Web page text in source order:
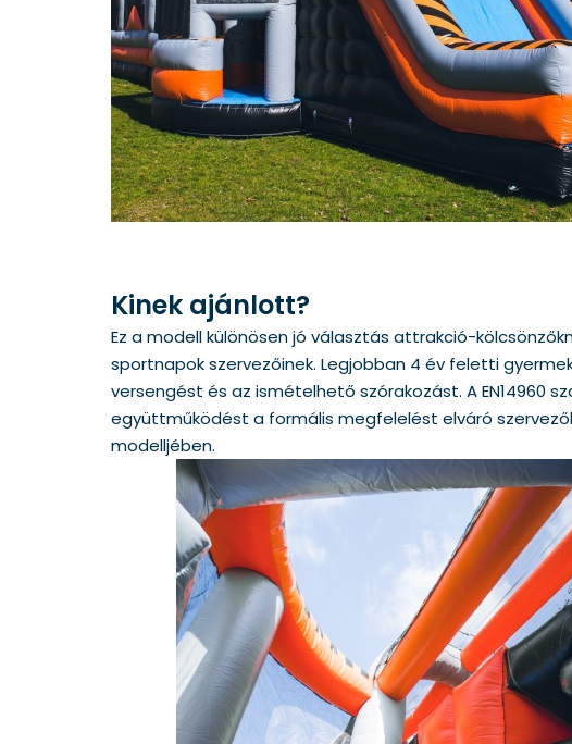
Kinek ajánlott?
Ez a modell különösen jó választás attrakció-
sportnapok szervezőinek. Legjobban 4 év feletti
versengést és az ismételhető szórakozást. A EN14960
együttműködést a formális megfelelést elváró
modelljében.